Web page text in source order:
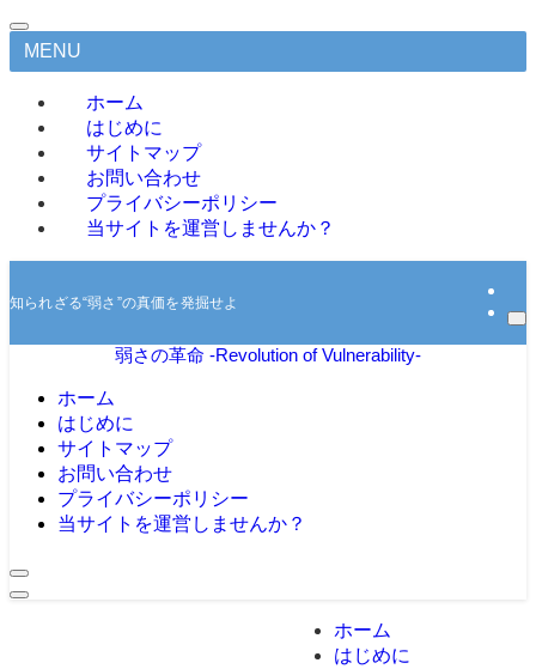
MENU
ホーム
はじめに
サイトマップ
お問い合わせ
プライバシーポリシー
当サイトを運営しませんか？
知られざる“弱さ”の真価を発掘せよ
弱さの革命 -Revolution of Vulnerability-
ホーム
はじめに
サイトマップ
お問い合わせ
プライバシーポリシー
当サイトを運営しませんか？
ホーム
はじめに